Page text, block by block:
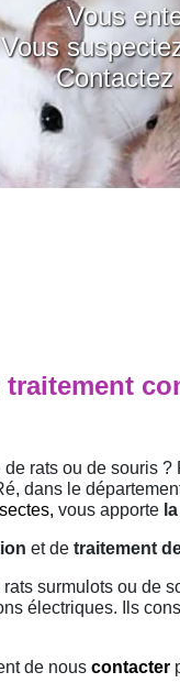
Vous
Vous
rats ou de souris
dans le
vous apporte
et de traitement
rats surmulots ou de
électriques. Ils
de nous contacter